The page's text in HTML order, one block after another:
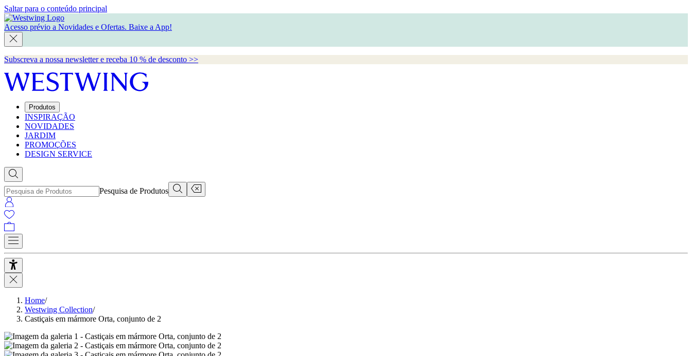
Saltar para o conteúdo principal
Acesso prévio a Novidades e Ofertas. Baixe a App!
Subscreva a nossa newsletter e receba 10 % de desconto >>
Produtos
INSPIRAÇÃO
NOVIDADES
JARDIM
PROMOÇÕES
DESIGN SERVICE
Pesquisa de Produtos
Home/
Westwing Collection/
Castiçais em mármore Orta, conjunto de 2